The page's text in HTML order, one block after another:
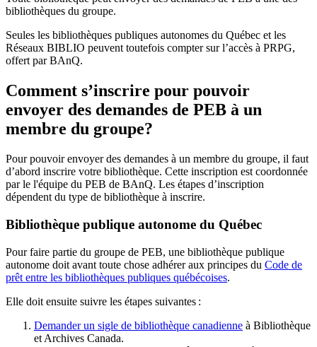
bibliothèques du groupe.
Seules les bibliothèques publiques autonomes du Québec et les
Réseaux BIBLIO peuvent toutefois compter sur l’accès à PRPG,
offert par BAnQ.
Comment s’inscrire pour pouvoir
envoyer des demandes de PEB à un
membre du groupe?
Pour pouvoir envoyer des demandes à un membre du groupe, il faut
d’abord inscrire votre bibliothèque. Cette inscription est coordonnée
par le l'équipe du PEB de BAnQ. Les étapes d’inscription
dépendent du type de bibliothèque à inscrire.
Bibliothèque publique autonome du Québec
Pour faire partie du groupe de PEB, une bibliothèque publique
autonome doit avant toute chose adhérer aux principes du Code de
prêt entre les bibliothèques publiques québécoises.
Elle doit ensuite suivre les étapes suivantes :
Demander un sigle de bibliothèque canadienne à Bibliothèque
et Archives Canada.